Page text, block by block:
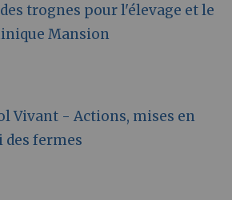
trognes pour l'élevage et le
Mansion
Vivant - Actions, mises en
des fermes